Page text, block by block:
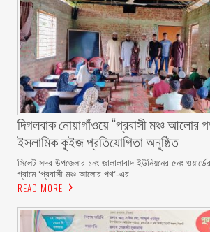
দিগলবাক নোয়াগাঁওয়ে “প্রবাসী মঞ্চ আলোর
ইসলামিক কুইজ প্রতিযোগিতা অনুষ্ঠিত ‎
সিলেট সদর উপজেলার ১নং জালালাবাদ ইউনিয়নের ৫নং
গ্রামে ‘প্রবাসী মঞ্চ আলোর পথ’-এর
READ MORE